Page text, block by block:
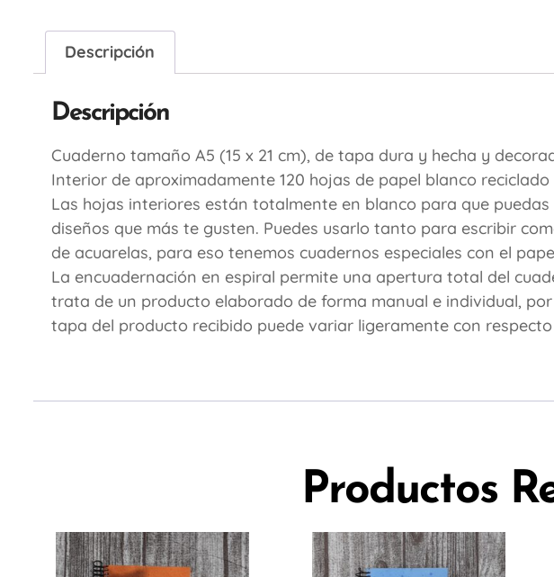
Descripción
Descripción
Cuaderno tamaño A5 (15 x 21 cm), de tapa dura y hecha y
Interior de aproximadamente 120 hojas de papel blanco reciclado
Las hojas interiores están totalmente en blanco para que puedas
diseños que más te gusten. Puedes usarlo tanto para escribir
de acuarelas, para eso tenemos cuadernos especiales con el
La encuadernación en espiral permite una apertura total del
trata de un producto elaborado de forma manual e individual,
tapa del producto recibido puede variar ligeramente con
Productos